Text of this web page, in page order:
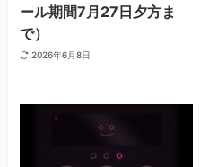
ール期間7月27日夕方ま
で）
2026年6月8日